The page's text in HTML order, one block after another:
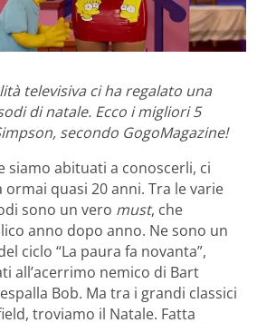
televisiva ci ha regalato una
di natale. Ecco i migliori 5
secondo GogoMagazine!
siamo abituati a conoscerli, ci
quasi 20 anni. Tra le varie
sono un vero must, che
anno dopo anno. Ne sono un
ciclo “La paura fa novanta”,
all’acerrimo nemico di Bart
Bob. Ma tra i grandi classici
troviamo il Natale. Fatta